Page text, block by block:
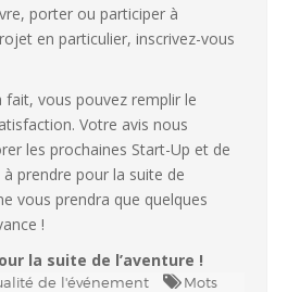
porter ou participer à
en particulier, inscrivez-vous
fait, vous pouvez remplir le
Votre avis nous
les prochaines Start-Up et de
prendre pour la suite de
vous prendra que quelques
!
la suite de l’aventure !
de l'événement
Mots